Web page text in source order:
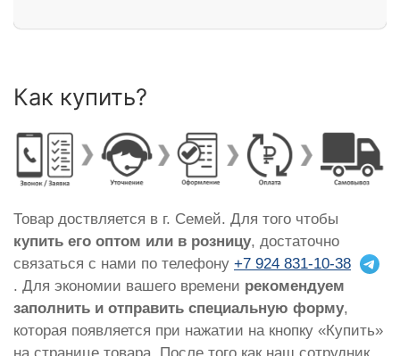
Как купить?
Товар доствляется в г. Семей. Для того чтобы
купить его оптом или в розницу, достаточно
связаться с нами по телефону +7 924 831-10-38
. Для экономии вашего времени рекомендуем
заполнить и отправить специальную форму,
которая появляется при нажатии на кнопку «Купить»
на странице товара. После того как наш сотрудник